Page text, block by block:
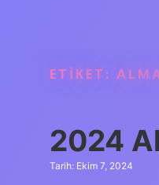
ETIKET:
2024
Tarih: Ekim 7, 2024